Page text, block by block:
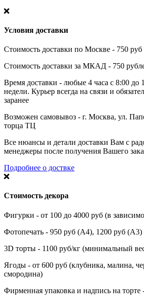
Условия доставки
Стоимость доставки по Москве - 750 руб
Стоимость доставки за МКАД - 750
Время доставки - любые 4 часа с 8:00 до
недели. Курьер всегда на связи и
заранее
Возможен самовывоз - г. Москва, ул.
торца ТЦ
Все нюансы и детали доставки Вам с
менеджеры после получения Вашего
Подробнее о доствке
Стоимость декора
Фигурки - от 100 до 4000 руб (в
Фотопечать - 950 руб (А4), 1200 руб (А3)
3D торты - 1100 руб/кг (минимальный
Ягоды - от 600 руб (клубника, малина,
смородина)
Фирменная упаковка и надпись на торте